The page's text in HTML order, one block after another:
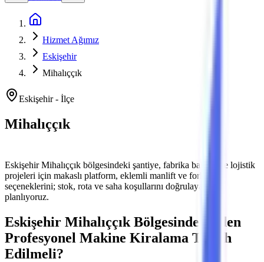
Hizmet Ağımız
Eskişehir
Mihalıççık
Eskişehir- İlçe
Mihalıççık
Eskişehir Mihalıççık bölgesindeki şantiye, fabrika bakımı ve lojistik
projeleri için makaslı platform, eklemli manlift ve forklift
seçeneklerini; stok, rota ve saha koşullarını doğrulayarak
planlıyoruz.
Eskişehir Mihalıççık Bölgesinde Neden
Profesyonel Makine Kiralama Tercih
Edilmeli?